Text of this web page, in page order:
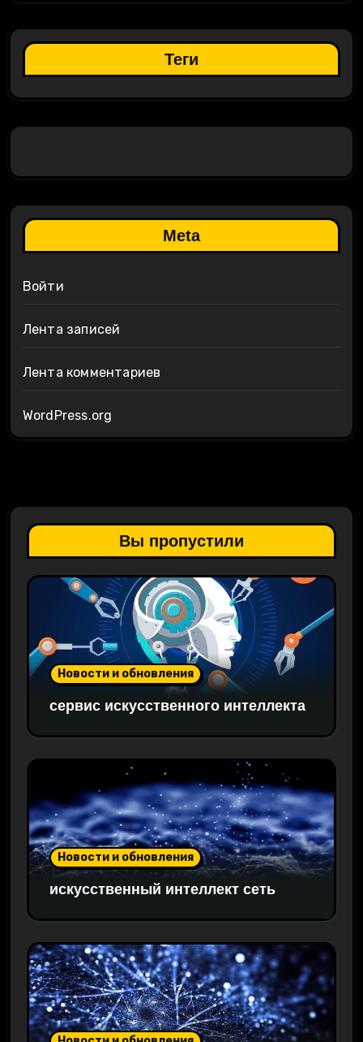
Теги
Meta
Войти
Лента записей
Лента комментариев
WordPress.org
Вы пропустили
Новости и обновления
сервис искусственного интеллекта
Новости и обновления
искусственный интеллект сеть